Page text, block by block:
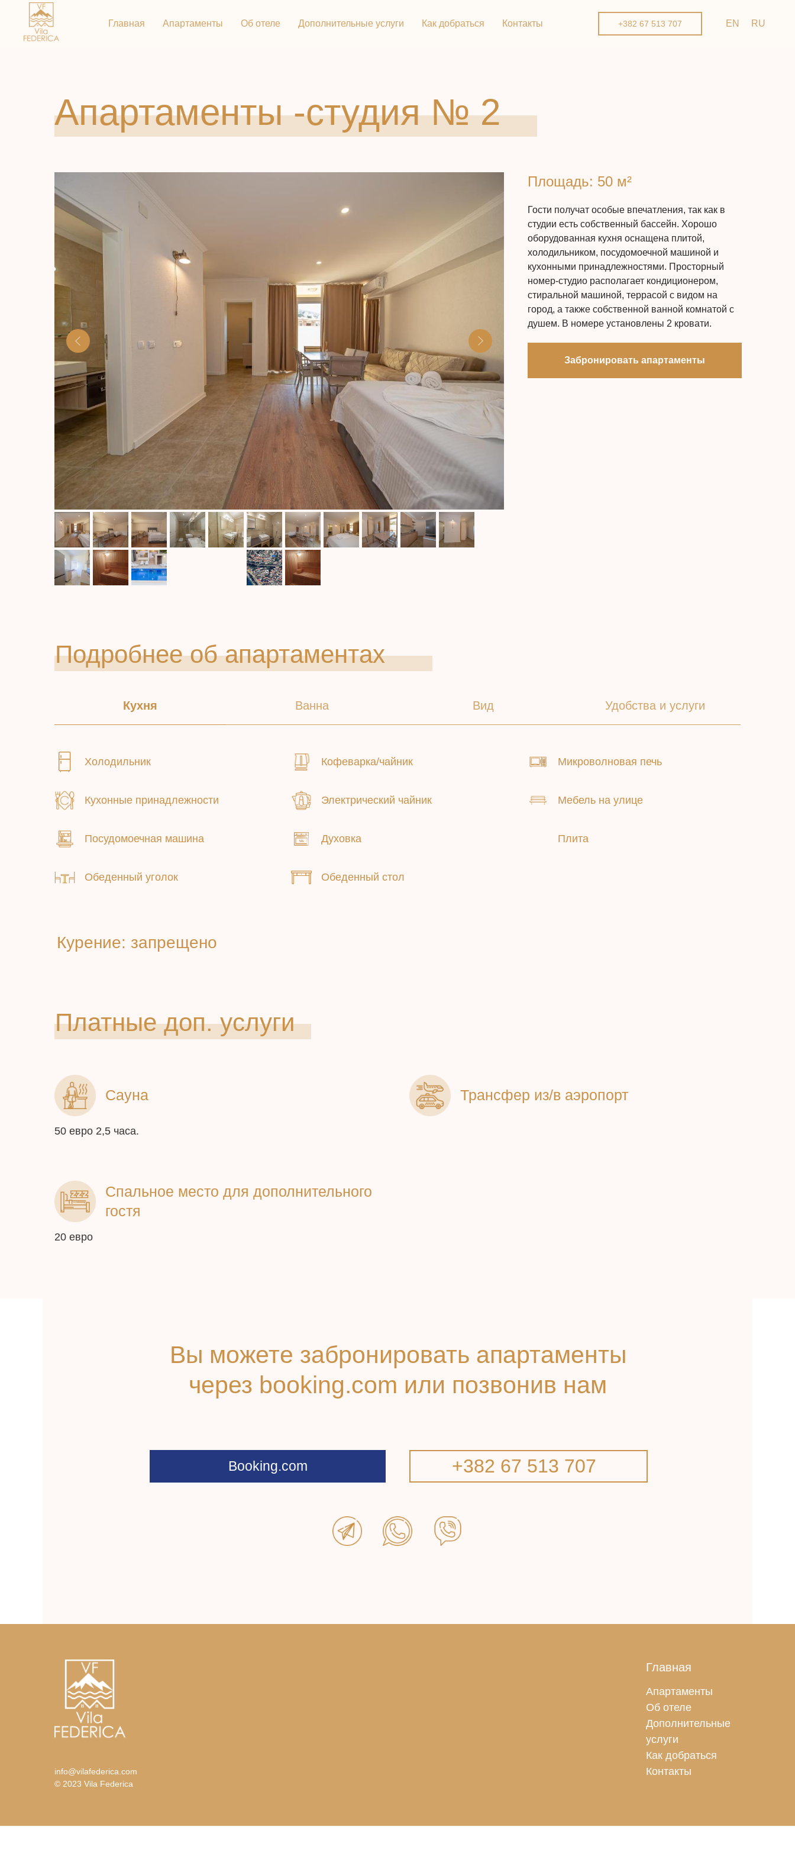
Главная Апартаменты Об отеле Дополнительные услуги Как добраться Контакты +382 67 513 707 EN RU
Апартаменты -студия № 2
Площадь: 50 м²
Гости получат особые впечатления, так как в
студии есть собственный бассейн. Хорошо
оборудованная кухня оснащена плитой,
холодильником, посудомоечной машиной и
кухонными принадлежностями. Просторный
номер-студио располагает кондиционером,
стиральной машиной, террасой с видом на
город, а также собственной ванной комнатой с
душем. В номере установлены 2 кровати.
Забронировать апартаменты
Подробнее об апартаментах
Кухня Ванна Вид Удобства и услуги
Холодильник Кофеварка/чайник Микроволновая печь
Кухонные принадлежности Электрический чайник Мебель на улице
Посудомоечная машина Духовка Плита
Обеденный уголок Обеденный стол
Курение: ​запрещено
Платные доп. услуги
Сауна
50 евро 2,5 часа.
Трансфер из/в аэропорт
Спальное место для дополнительного
гостя
20 евро
Booking.com +382 67 513 707
Вы можете забронировать апартаменты
через booking.com или позвонив нам
info@vilafederica.com
© 2023 Vila Federica
Главная
Апартаменты
Об отеле
Дополнительные
услуги
Как добраться
Контакты